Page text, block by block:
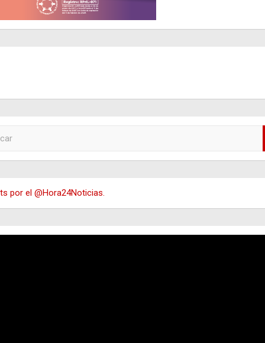
por el @Hora24Noticias.